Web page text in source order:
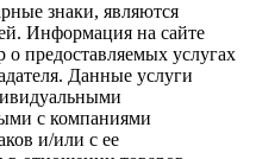
знаки, являются
Информация на сайте
о предоставляемых услугах
Данные услуги
с компаниями
и/или с ее